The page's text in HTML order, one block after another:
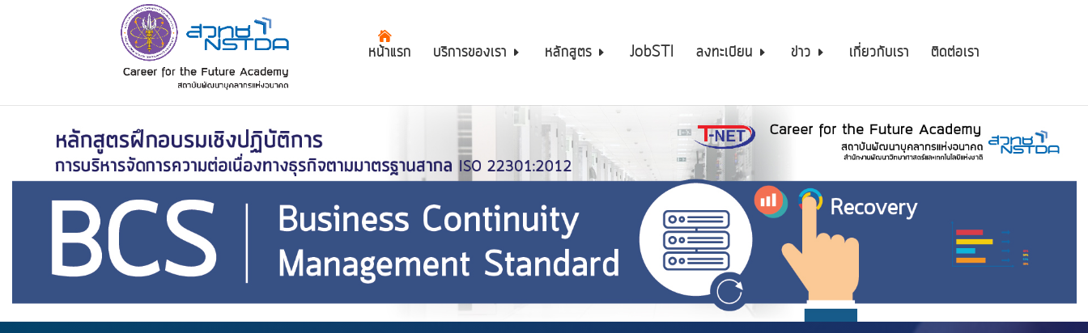
หน้าแรก บริการของเรา หลักสูตร JobSTI ลงทะเบียน ข่าว เกี่ยวกับเรา ติดต่อเรา